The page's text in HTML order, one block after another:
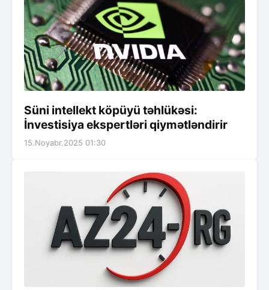
Süni intellekt köpüyü təhlükəsi:
İnvestisiya ekspertləri qiymətləndirir
15.Noyabr.2025 01:30